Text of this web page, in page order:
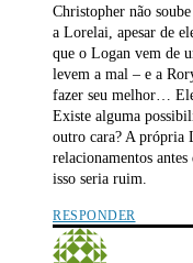
Christopher não
a Lorelai, apesar de
que o Logan vem de
levem a mal – e a
fazer seu melhor…
Existe alguma
outro cara? A própria
relacionamentos
isso seria ruim.
RESPONDER